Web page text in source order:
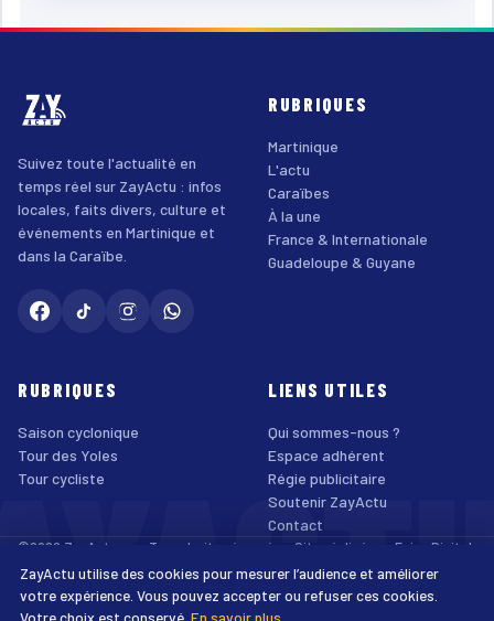
Suivez toute l'actualité en
temps réel sur ZayActu : infos
locales, faits divers, culture et
événements en Martinique et
dans la Caraïbe.
RUBRIQUES
Martinique
L'actu
Caraïbes
À la une
France & Internationale
Guadeloupe & Guyane
RUBRIQUES
Saison cyclonique
Tour des Yoles
Tour cycliste
LIENS UTILES
Qui sommes-nous ?
Espace adhérent
Régie publicitaire
Soutenir ZayActu
Contact
©2026 ZayActu.org. Tous droits réservés. · Site réalisé par Enjoy Digital
Agency
Mentions légales
Confidentialité Cookies Accessibilité
ZayActu utilise des cookies pour mesurer l’audience et améliorer
votre expérience. Vous pouvez accepter ou refuser ces cookies.
Votre choix est conservé. En savoir plus